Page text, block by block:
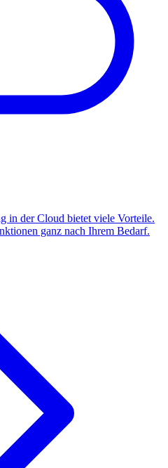
in der Cloud bietet viele Vorteile.
ganz nach Ihrem Bedarf.